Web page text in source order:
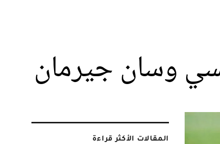
وسان جيرمان
المقالات الأكثر قراءة